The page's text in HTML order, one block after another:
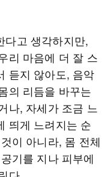
다고 생각하지만,
리 마음에 더 잘 스
듣지 않아도, 음악
의 리듬을 바꾸는
나, 자세가 조금 느
띄게 느려지는 순
이 아니라, 몸 전체
기를 지나 피부에